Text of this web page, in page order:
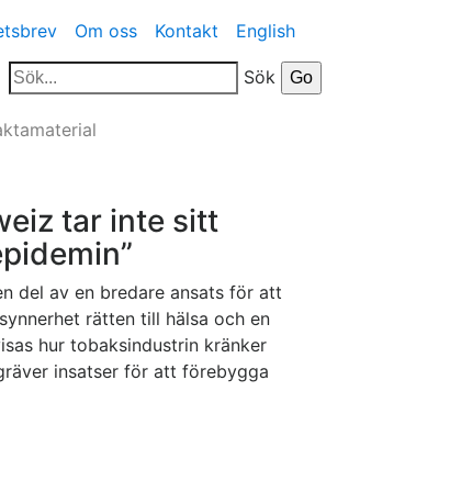
Om oss Kontakt English
Sök
tar inte sitt
del av en bredare ansats för att
rätten till hälsa och en
hur tobaksindustrin kränker
insatser för att förebygga